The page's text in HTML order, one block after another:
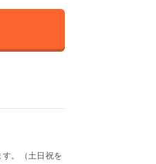
。（土日祝を